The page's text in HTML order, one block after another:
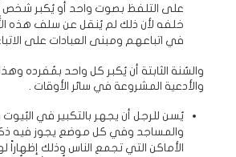
على التلفظ بصوت واحد أو يُكبر شخص
خلفه لأن ذلك لم يُنقل عن سلف هذه
في اتباعهم ومبنى العبادات على الاتباع
والسُنة الثابتة أن يُكبر كل واحد بمُفرده
والأدعية المشروعة في سائر الأوقات .
يُسن للرجل أن يجهر بالتكبير في البُيوت
والمساجد وفي كل موضع يجوز فيه
الأماكن التي تجمع الناس وذلك إظهاراً